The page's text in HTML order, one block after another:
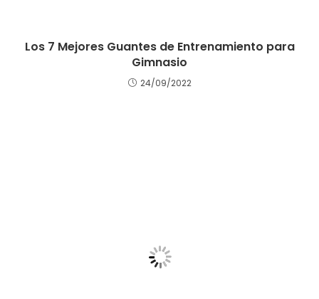
Los 7 Mejores Guantes de Entrenamiento para
Gimnasio
24/09/2022